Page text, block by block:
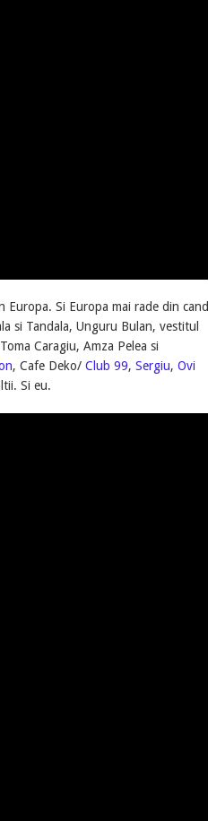
Si Europa mai rade din cand
si Tandala, Unguru Bulan, vestitul
Caragiu, Amza Pelea si
, Cafe Deko/ Club 99, Sergiu, Ovi
Si eu.